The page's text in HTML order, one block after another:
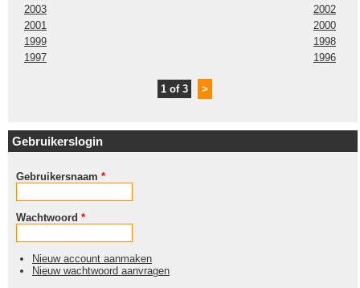
2003
2002
2001
2000
1999
1998
1997
1996
1 of 3 >
Gebruikerslogin
Gebruikersnaam *
Wachtwoord *
Nieuw account aanmaken
Nieuw wachtwoord aanvragen